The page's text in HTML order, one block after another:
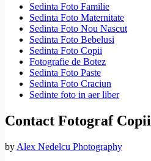
Sedinta Foto Familie
Sedinta Foto Maternitate
Sedinta Foto Nou Nascut
Sedinta Foto Bebelusi
Sedinta Foto Copii
Fotografie de Botez
Sedinta Foto Paste
Sedinta Foto Craciun
Sedinte foto in aer liber
Contact Fotograf Copii
by Alex Nedelcu Photography